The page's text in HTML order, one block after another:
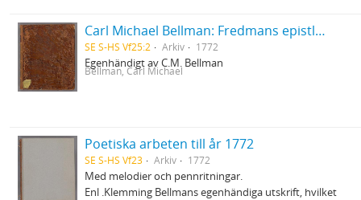
Carl Michael Bellman: Fredmans epistlar [dedicerade till J.D. Duwall] Del 2
SE S-HS Vf25:2 Arkiv 1772
Egenhändigt av C.M. Bellman
Bellman, Carl Michael
Poetiska arbeten till år 1772
SE S-HS Vf23 Arkiv 1772
Med melodier och pennritningar.
Enl .Klemming Bellmans egenhändiga utskrift, hvilket